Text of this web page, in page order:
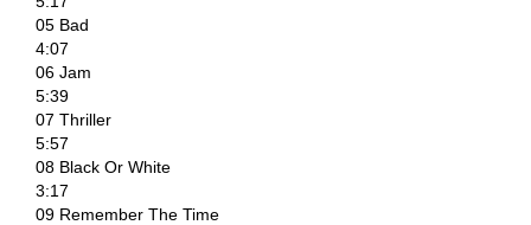
05 Bad
4:07
06 Jam
5:39
07 Thriller
5:57
08 Black Or White
3:17
09 Remember The Time